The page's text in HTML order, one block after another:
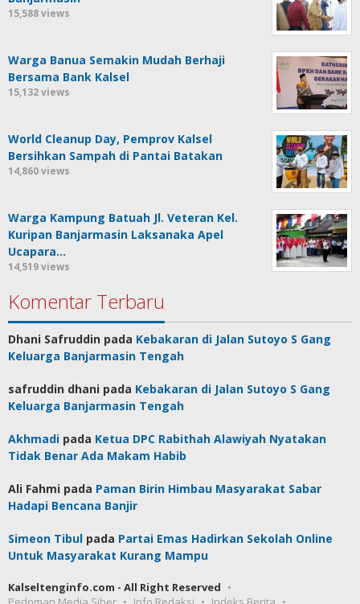
15,588 views
Warga Banua Semakin Mudah Berhaji
Bersama Bank Kalsel
15,132 views
World Cleanup Day, Pemprov Kalsel
Bersihkan Sampah di Pantai Batakan
14,860 views
Warga Kampung Batuah Jl. Veteran Kel.
Kuripan Banjarmasin Laksanaka Apel
Ucapara…
14,519 views
Komentar Terbaru
Dhani Safruddin pada Kebakaran di Jalan Sutoyo S Gang
Keluarga Banjarmasin Tengah
safruddin dhani pada Kebakaran di Jalan Sutoyo S Gang
Keluarga Banjarmasin Tengah
Akhmadi pada Ketua DPC Rabithah Alawiyah Nyatakan
Tidak Benar Ada Makam Habib
Ali Fahmi pada Paman Birin Himbau Masyarakat Sabar
Hadapi Bencana Banjir
Simeon Tibul pada Partai Emas Hadirkan Sekolah Online
Untuk Masyarakat Kurang Mampu
Kalseltenginfo.com - All Right Reserved